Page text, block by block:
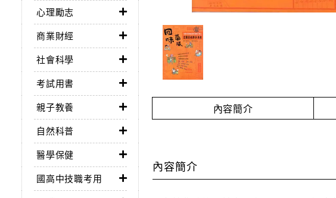
心理勵志
商業財經
社會科學
考試用書
親子教養
自然科普
醫學保健
國高中技職考用
內容簡介
內容簡介